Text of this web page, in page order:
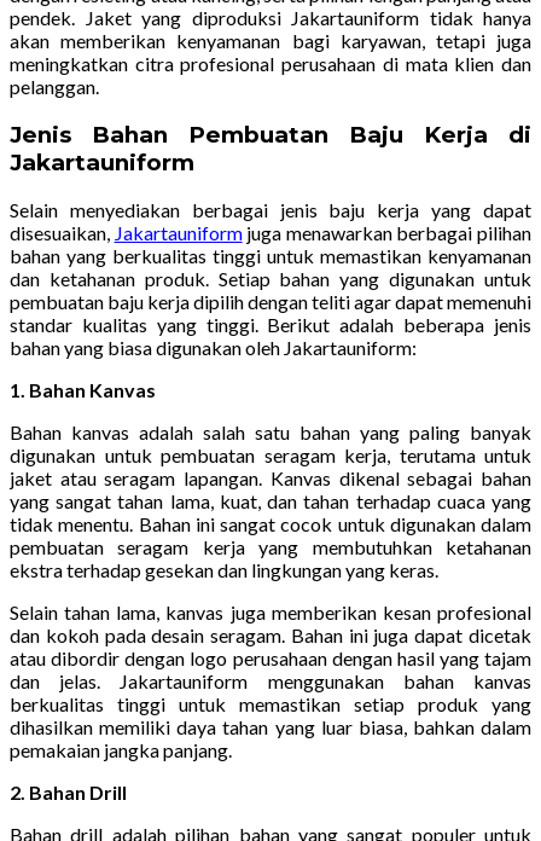
pendek. Jaket yang diproduksi Jakartauniform tidak hanya
akan memberikan kenyamanan bagi karyawan, tetapi juga
meningkatkan citra profesional perusahaan di mata klien dan
pelanggan.
Jenis Bahan Pembuatan Baju Kerja di
Jakartauniform
Selain menyediakan berbagai jenis baju kerja yang dapat
disesuaikan, Jakartauniform juga menawarkan berbagai pilihan
bahan yang berkualitas tinggi untuk memastikan kenyamanan
dan ketahanan produk. Setiap bahan yang digunakan untuk
pembuatan baju kerja dipilih dengan teliti agar dapat memenuhi
standar kualitas yang tinggi. Berikut adalah beberapa jenis
bahan yang biasa digunakan oleh Jakartauniform:
1. Bahan Kanvas
Bahan kanvas adalah salah satu bahan yang paling banyak
digunakan untuk pembuatan seragam kerja, terutama untuk
jaket atau seragam lapangan. Kanvas dikenal sebagai bahan
yang sangat tahan lama, kuat, dan tahan terhadap cuaca yang
tidak menentu. Bahan ini sangat cocok untuk digunakan dalam
pembuatan seragam kerja yang membutuhkan ketahanan
ekstra terhadap gesekan dan lingkungan yang keras.
Selain tahan lama, kanvas juga memberikan kesan profesional
dan kokoh pada desain seragam. Bahan ini juga dapat dicetak
atau dibordir dengan logo perusahaan dengan hasil yang tajam
dan jelas. Jakartauniform menggunakan bahan kanvas
berkualitas tinggi untuk memastikan setiap produk yang
dihasilkan memiliki daya tahan yang luar biasa, bahkan dalam
pemakaian jangka panjang.
2. Bahan Drill
Bahan drill adalah pilihan bahan yang sangat populer untuk